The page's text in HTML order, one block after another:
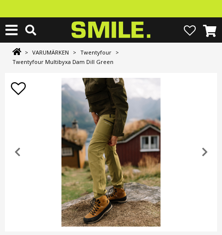
> VARUMÄRKEN > Twentyfour >
Twentyfour Multibyxa Dam Dill Green